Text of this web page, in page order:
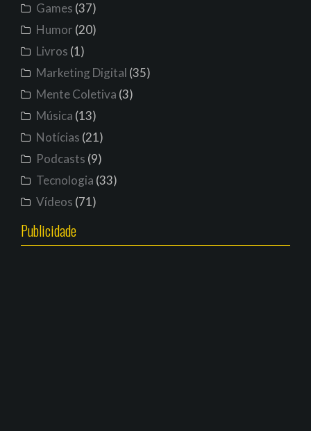
Games (37)
Humor (20)
Livros (1)
Marketing Digital (35)
Mente Coletiva (3)
Música (13)
Notícias (21)
Podcasts (9)
Tecnologia (33)
Vídeos (71)
Publicidade